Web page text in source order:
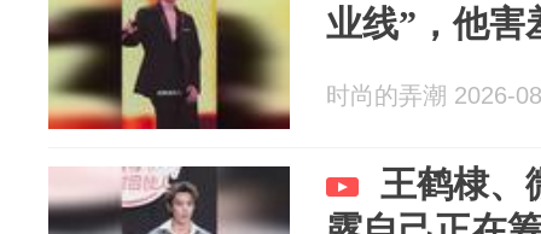
业线”，他害
时尚的弄潮 2026-
王鹤棣、